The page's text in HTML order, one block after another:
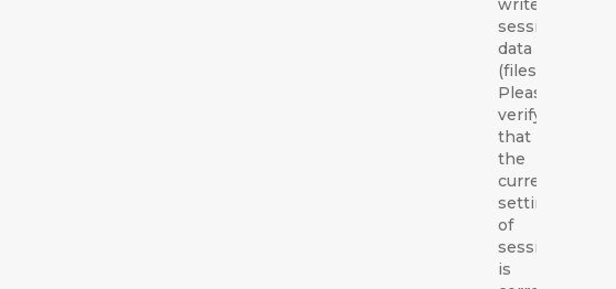
write
session
data
(files).
Please
verify
that
the
current
setting
of
is